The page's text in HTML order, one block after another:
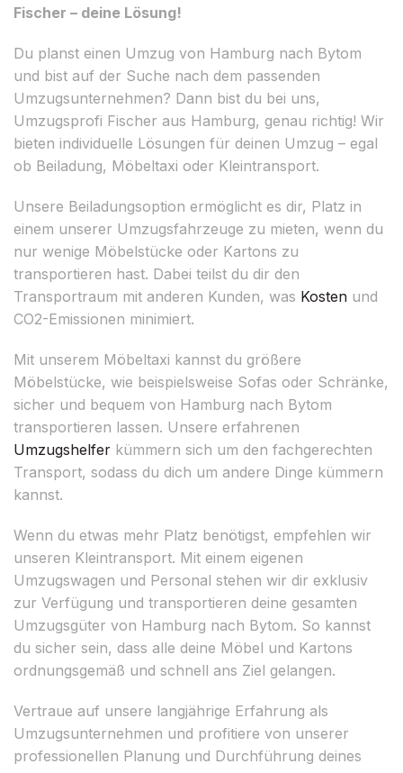
Fischer – deine Lösung!
Du planst einen Umzug von Hamburg nach Bytom
und bist auf der Suche nach dem passenden
Umzugsunternehmen? Dann bist du bei uns,
Umzugsprofi Fischer aus Hamburg, genau richtig! Wir
bieten individuelle Lösungen für deinen Umzug – egal
ob Beiladung, Möbeltaxi oder Kleintransport.
Unsere Beiladungsoption ermöglicht es dir, Platz in
einem unserer Umzugsfahrzeuge zu mieten, wenn du
nur wenige Möbelstücke oder Kartons zu
transportieren hast. Dabei teilst du dir den
Transportraum mit anderen Kunden, was Kosten und
CO2-Emissionen minimiert.
Mit unserem Möbeltaxi kannst du größere
Möbelstücke, wie beispielsweise Sofas oder Schränke,
sicher und bequem von Hamburg nach Bytom
transportieren lassen. Unsere erfahrenen
Umzugshelfer kümmern sich um den fachgerechten
Transport, sodass du dich um andere Dinge kümmern
kannst.
Wenn du etwas mehr Platz benötigst, empfehlen wir
unseren Kleintransport. Mit einem eigenen
Umzugswagen und Personal stehen wir dir exklusiv
zur Verfügung und transportieren deine gesamten
Umzugsgüter von Hamburg nach Bytom. So kannst
du sicher sein, dass alle deine Möbel und Kartons
ordnungsgemäß und schnell ans Ziel gelangen.
Vertraue auf unsere langjährige Erfahrung als
Umzugsunternehmen und profitiere von unserer
professionellen Planung und Durchführung deines